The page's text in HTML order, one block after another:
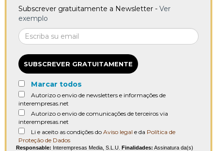
Subscrever gratuitamente a Newsletter - Ver
exemplo
SUBSCREVER GRATUITAMENTE
Marcar todos
Autorizo o envio de newsletters e informações de
interempresas.net
Autorizo o envio de comunicações de terceiros via
interempresas.net
Li e aceito as condições do Aviso legal e da Política de
Proteção de Dados
Responsable: Interempresas Media, S.L.U. Finalidades: Assinatura da(s)